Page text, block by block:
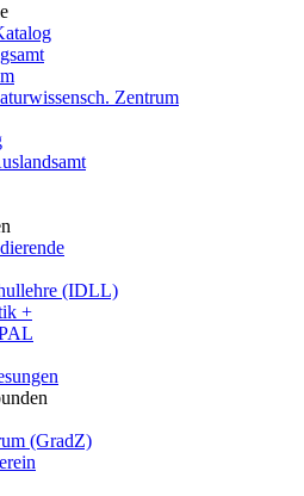
Zentrum
(IDLL)
+
(GradZ)